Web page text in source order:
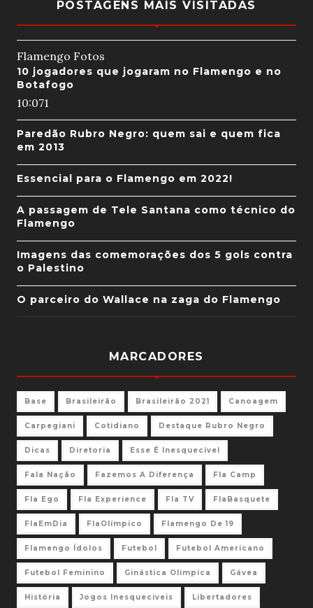
POSTAGENS MAIS VISITADAS
Flamengo Fotos
10 jogadores que jogaram no Flamengo e no
Botafogo
10:071
Paredão Rubro Negro: quem sai e quem fica
em 2013
Essencial para o Flamengo em 2022!
A passagem de Tele Santana como técnico do
Flamengo
Imagens das comemorações dos 5 gols contra
o Palestino
O parceiro do Wallace na zaga do Flamengo
MARCADORES
Base Brasileirão Brasileirão 2021 Canoagem
Carpegiani Cotidiano Destaque Rubro Negro
Dicas Diretoria Esse É Inesquecível
Fala Nação Fazemos A Diferença Fla Camp
Fla Ego Fla Experience Fla TV FlaBasquete
FlaEmDia FlaOlímpico Flamengo De 19
Flamengo Ídolos Futebol Futebol Americano
Futebol Feminino Ginástica Olimpica Gávea
História Jogos Inesquecíveis Libertadores